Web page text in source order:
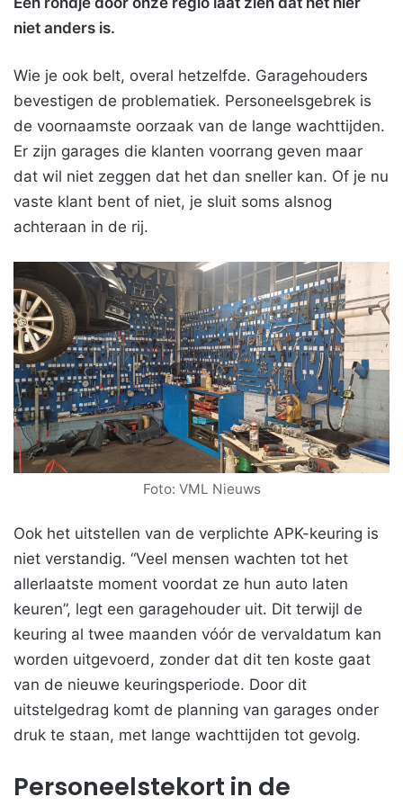
niet anders is.
Wie je ook belt, overal hetzelfde. Garagehouders
bevestigen de problematiek. Personeelsgebrek is
de voornaamste oorzaak van de lange wachttijden.
Er zijn garages die klanten voorrang geven maar
dat wil niet zeggen dat het dan sneller kan. Of je nu
vaste klant bent of niet, je sluit soms alsnog
achteraan in de rij.
Foto: VML Nieuws
Ook het uitstellen van de verplichte APK-keuring is
niet verstandig. “Veel mensen wachten tot het
allerlaatste moment voordat ze hun auto laten
keuren”, legt een garagehouder uit. Dit terwijl de
keuring al twee maanden vóór de vervaldatum kan
worden uitgevoerd, zonder dat dit ten koste gaat
van de nieuwe keuringsperiode. Door dit
uitstelgedrag komt de planning van garages onder
druk te staan, met lange wachttijden tot gevolg.
Personeelstekort in de